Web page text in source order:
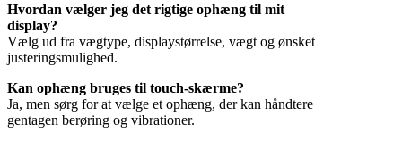
Hvordan vælger jeg det rigtige ophæng til mit
display?
Vælg ud fra vægtype, displaystørrelse, vægt og ønsket
justeringsmulighed.
Kan ophæng bruges til touch-skærme?
Ja, men sørg for at vælge et ophæng, der kan håndtere
gentagen berøring og vibrationer.